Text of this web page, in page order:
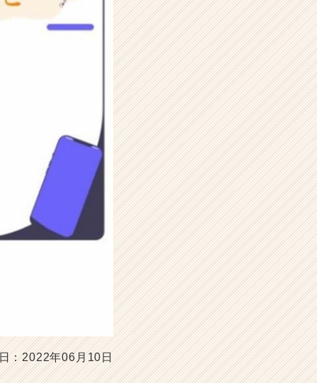
：2022年06月10日